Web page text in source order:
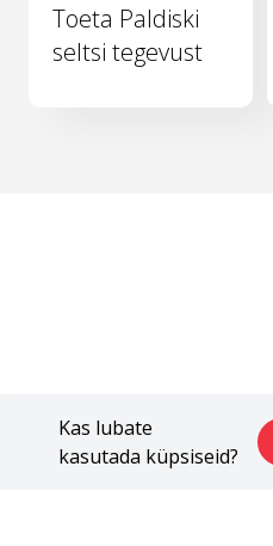
Kas lubate
kasutada küpsiseid?
Toeta Paldiski
seltsi tegevust